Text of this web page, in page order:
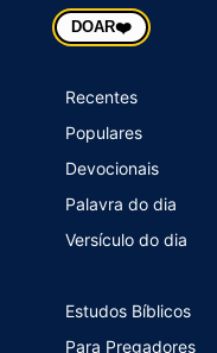
DOAR❤️
Recentes
Populares
Devocionais
Palavra do dia
Versículo do dia
Estudos Bíblicos
Para Pregadores